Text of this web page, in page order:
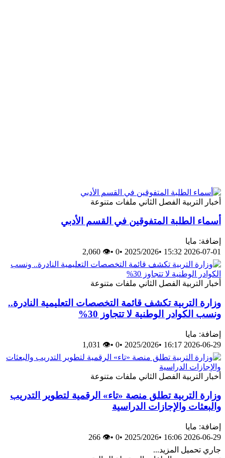
أخبار التربية الفصل الثاني ملفات متنوعة
أسماء الطلبة المتفوقين في القسم الأدبي
إضافة: مايا
2026-07-01 15:32
•
2025/2026
•
0
•
👁 2,060
أخبار التربية الفصل الثاني ملفات متنوعة
وزارة التربية تكشف قائمة التخصصات التعليمية النادرة..
ونسب الكوادر الوطنية لا تتجاوز 30%
إضافة: مايا
2026-06-29 16:17
•
2025/2026
•
0
•
👁 1,031
أخبار التربية الفصل الثاني ملفات متنوعة
وزارة التربية تطلق منصة «تاء» الرقمية لتطوير التدريب
والبعثات والإجازات الدراسية
إضافة: مايا
2026-06-29 16:06
•
2025/2026
•
0
•
👁 266
جاري تحميل المزيد...